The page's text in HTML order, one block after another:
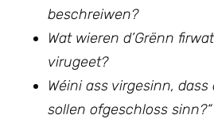
beschreiwen?
Wat wieren d’Grënn
virugeet?
Wéini ass virgesinn, dass
sollen ofgeschloss sinn?“